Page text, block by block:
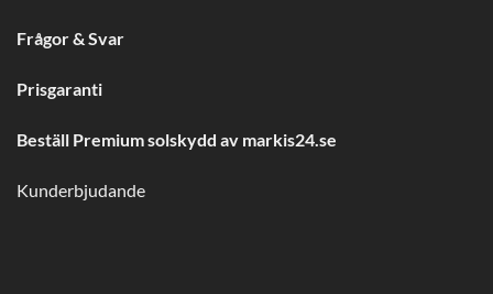
Frågor & Svar
Prisgaranti
Beställ Premium solskydd av markis24.se
Kunderbjudande